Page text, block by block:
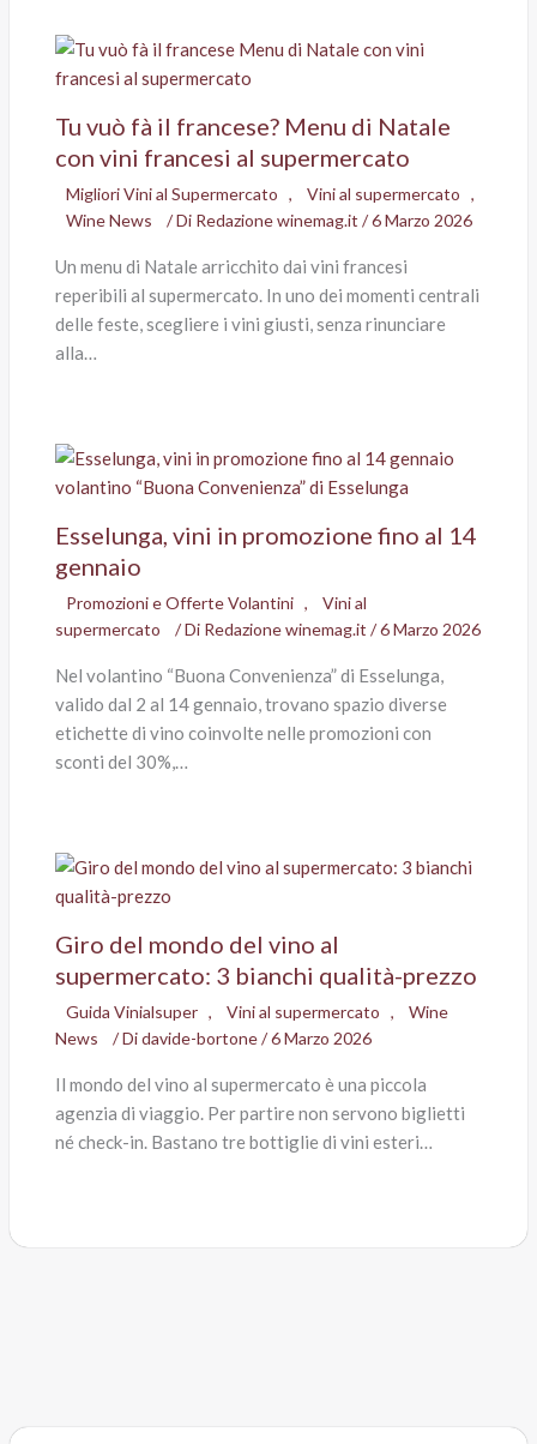
Tu vuò fà il francese? Menu di Natale
con vini francesi al supermercato
Migliori Vini al Supermercato , Vini al supermercato ,
Wine News
/ Di Redazione winemag.it /6 Marzo 2026
Un menu di Natale arricchito dai vini francesi
reperibili al supermercato. In uno dei momenti centrali
delle feste, scegliere i vini giusti, senza rinunciare
alla…
Esselunga, vini in promozione fino al 14
gennaio
Promozioni e Offerte Volantini ,
Vini al
supermercato
/ Di Redazione winemag.it /6 Marzo 2026
Nel volantino “Buona Convenienza” di Esselunga,
valido dal 2 al 14 gennaio, trovano spazio diverse
etichette di vino coinvolte nelle promozioni con
sconti del 30%,…
Giro del mondo del vino al
supermercato: 3 bianchi qualità-prezzo
Guida Vinialsuper , Vini al supermercato ,
Wine
News
/ Didavide-bortone/6 Marzo 2026
Il mondo del vino al supermercato è una piccola
agenzia di viaggio. Per partire non servono biglietti
né check-in. Bastano tre bottiglie di vini esteri…